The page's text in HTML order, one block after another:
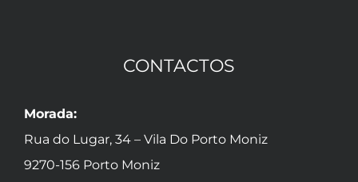
CONTACTOS
Morada:
Rua do Lugar, 34 – Vila Do Porto Moniz
9270-156 Porto Moniz